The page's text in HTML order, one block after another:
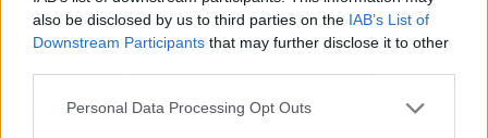
also be disclosed by us to third parties on the IAB’s List of
Downstream Participants that may further disclose it to other
Personal Data Processing Opt Outs
torero en 2012 debido a sus problemas
económicos. En 2022, tiempo después de sus
escándalos financieros, reapareció en
MasterChef Celebrity , sin mucho éxito,
quedando lejos del foco público.